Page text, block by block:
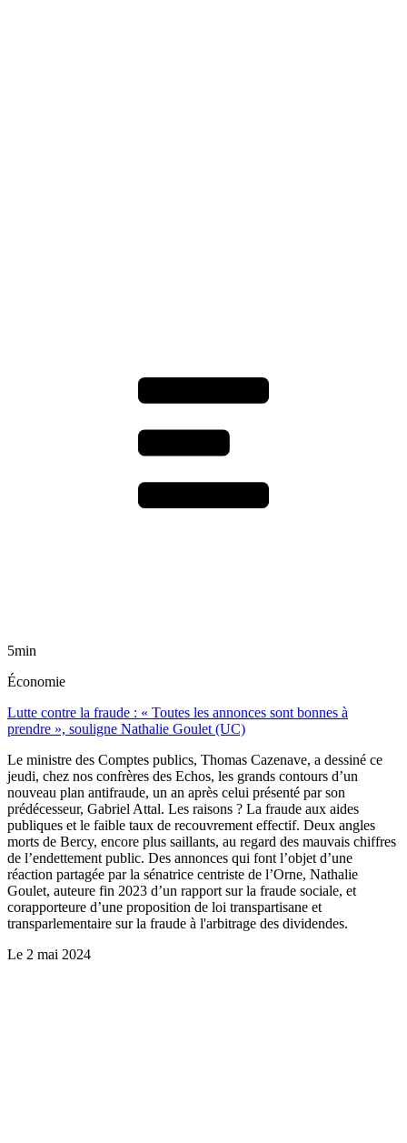
5min
Économie
Lutte contre la fraude : « Toutes les annonces sont bonnes à
prendre », souligne Nathalie Goulet (UC)
Le ministre des Comptes publics, Thomas Cazenave, a dessiné ce
jeudi, chez nos confrères des Echos, les grands contours d’un
nouveau plan antifraude, un an après celui présenté par son
prédécesseur, Gabriel Attal. Les raisons ? La fraude aux aides
publiques et le faible taux de recouvrement effectif. Deux angles
morts de Bercy, encore plus saillants, au regard des mauvais chiffres
de l’endettement public. Des annonces qui font l’objet d’une
réaction partagée par la sénatrice centriste de l’Orne, Nathalie
Goulet, auteure fin 2023 d’un rapport sur la fraude sociale, et
corapporteure d’une proposition de loi transpartisane et
transparlementaire sur la fraude à l'arbitrage des dividendes.
Le 2 mai 2024